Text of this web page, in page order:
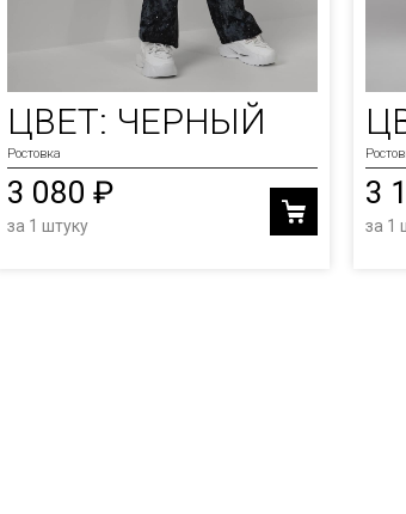
ЦВЕТ: ЧЕРНЫЙ
Ростовка
3 080 ₽
за 1 штуку
3
за 1